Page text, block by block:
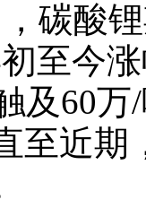
碳酸
至今
及60
至近